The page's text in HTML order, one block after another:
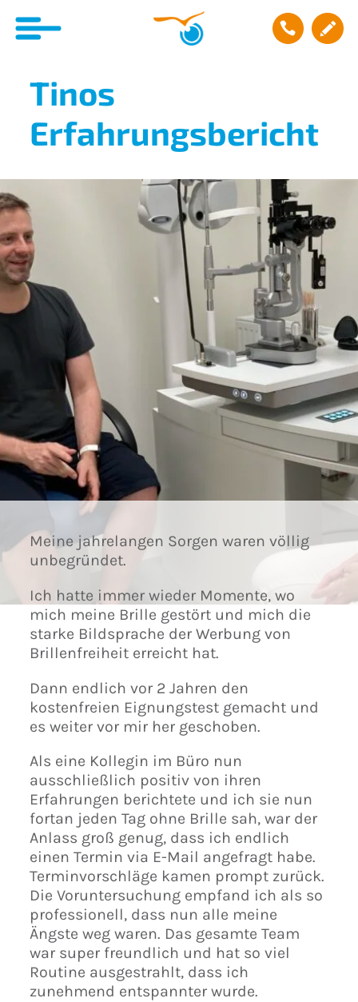
Tinos
Erfahrungsbericht
Meine jahrelangen Sorgen waren völlig
unbegründet.
Ich hatte immer wieder Momente, wo
mich meine Brille gestört und mich die
starke Bildsprache der Werbung von
Brillenfreiheit erreicht hat.
Dann endlich vor 2 Jahren den
kostenfreien Eignungstest gemacht und
es weiter vor mir her geschoben.
Als eine Kollegin im Büro nun
ausschließlich positiv von ihren
Erfahrungen berichtete und ich sie nun
fortan jeden Tag ohne Brille sah, war der
Anlass groß genug, dass ich endlich
einen Termin via E-Mail angefragt habe.
Terminvorschläge kamen prompt zurück.
Die Voruntersuchung empfand ich als so
professionell, dass nun alle meine
Ängste weg waren. Das gesamte Team
war super freundlich und hat so viel
Routine ausgestrahlt, dass ich
zunehmend entspannter wurde.